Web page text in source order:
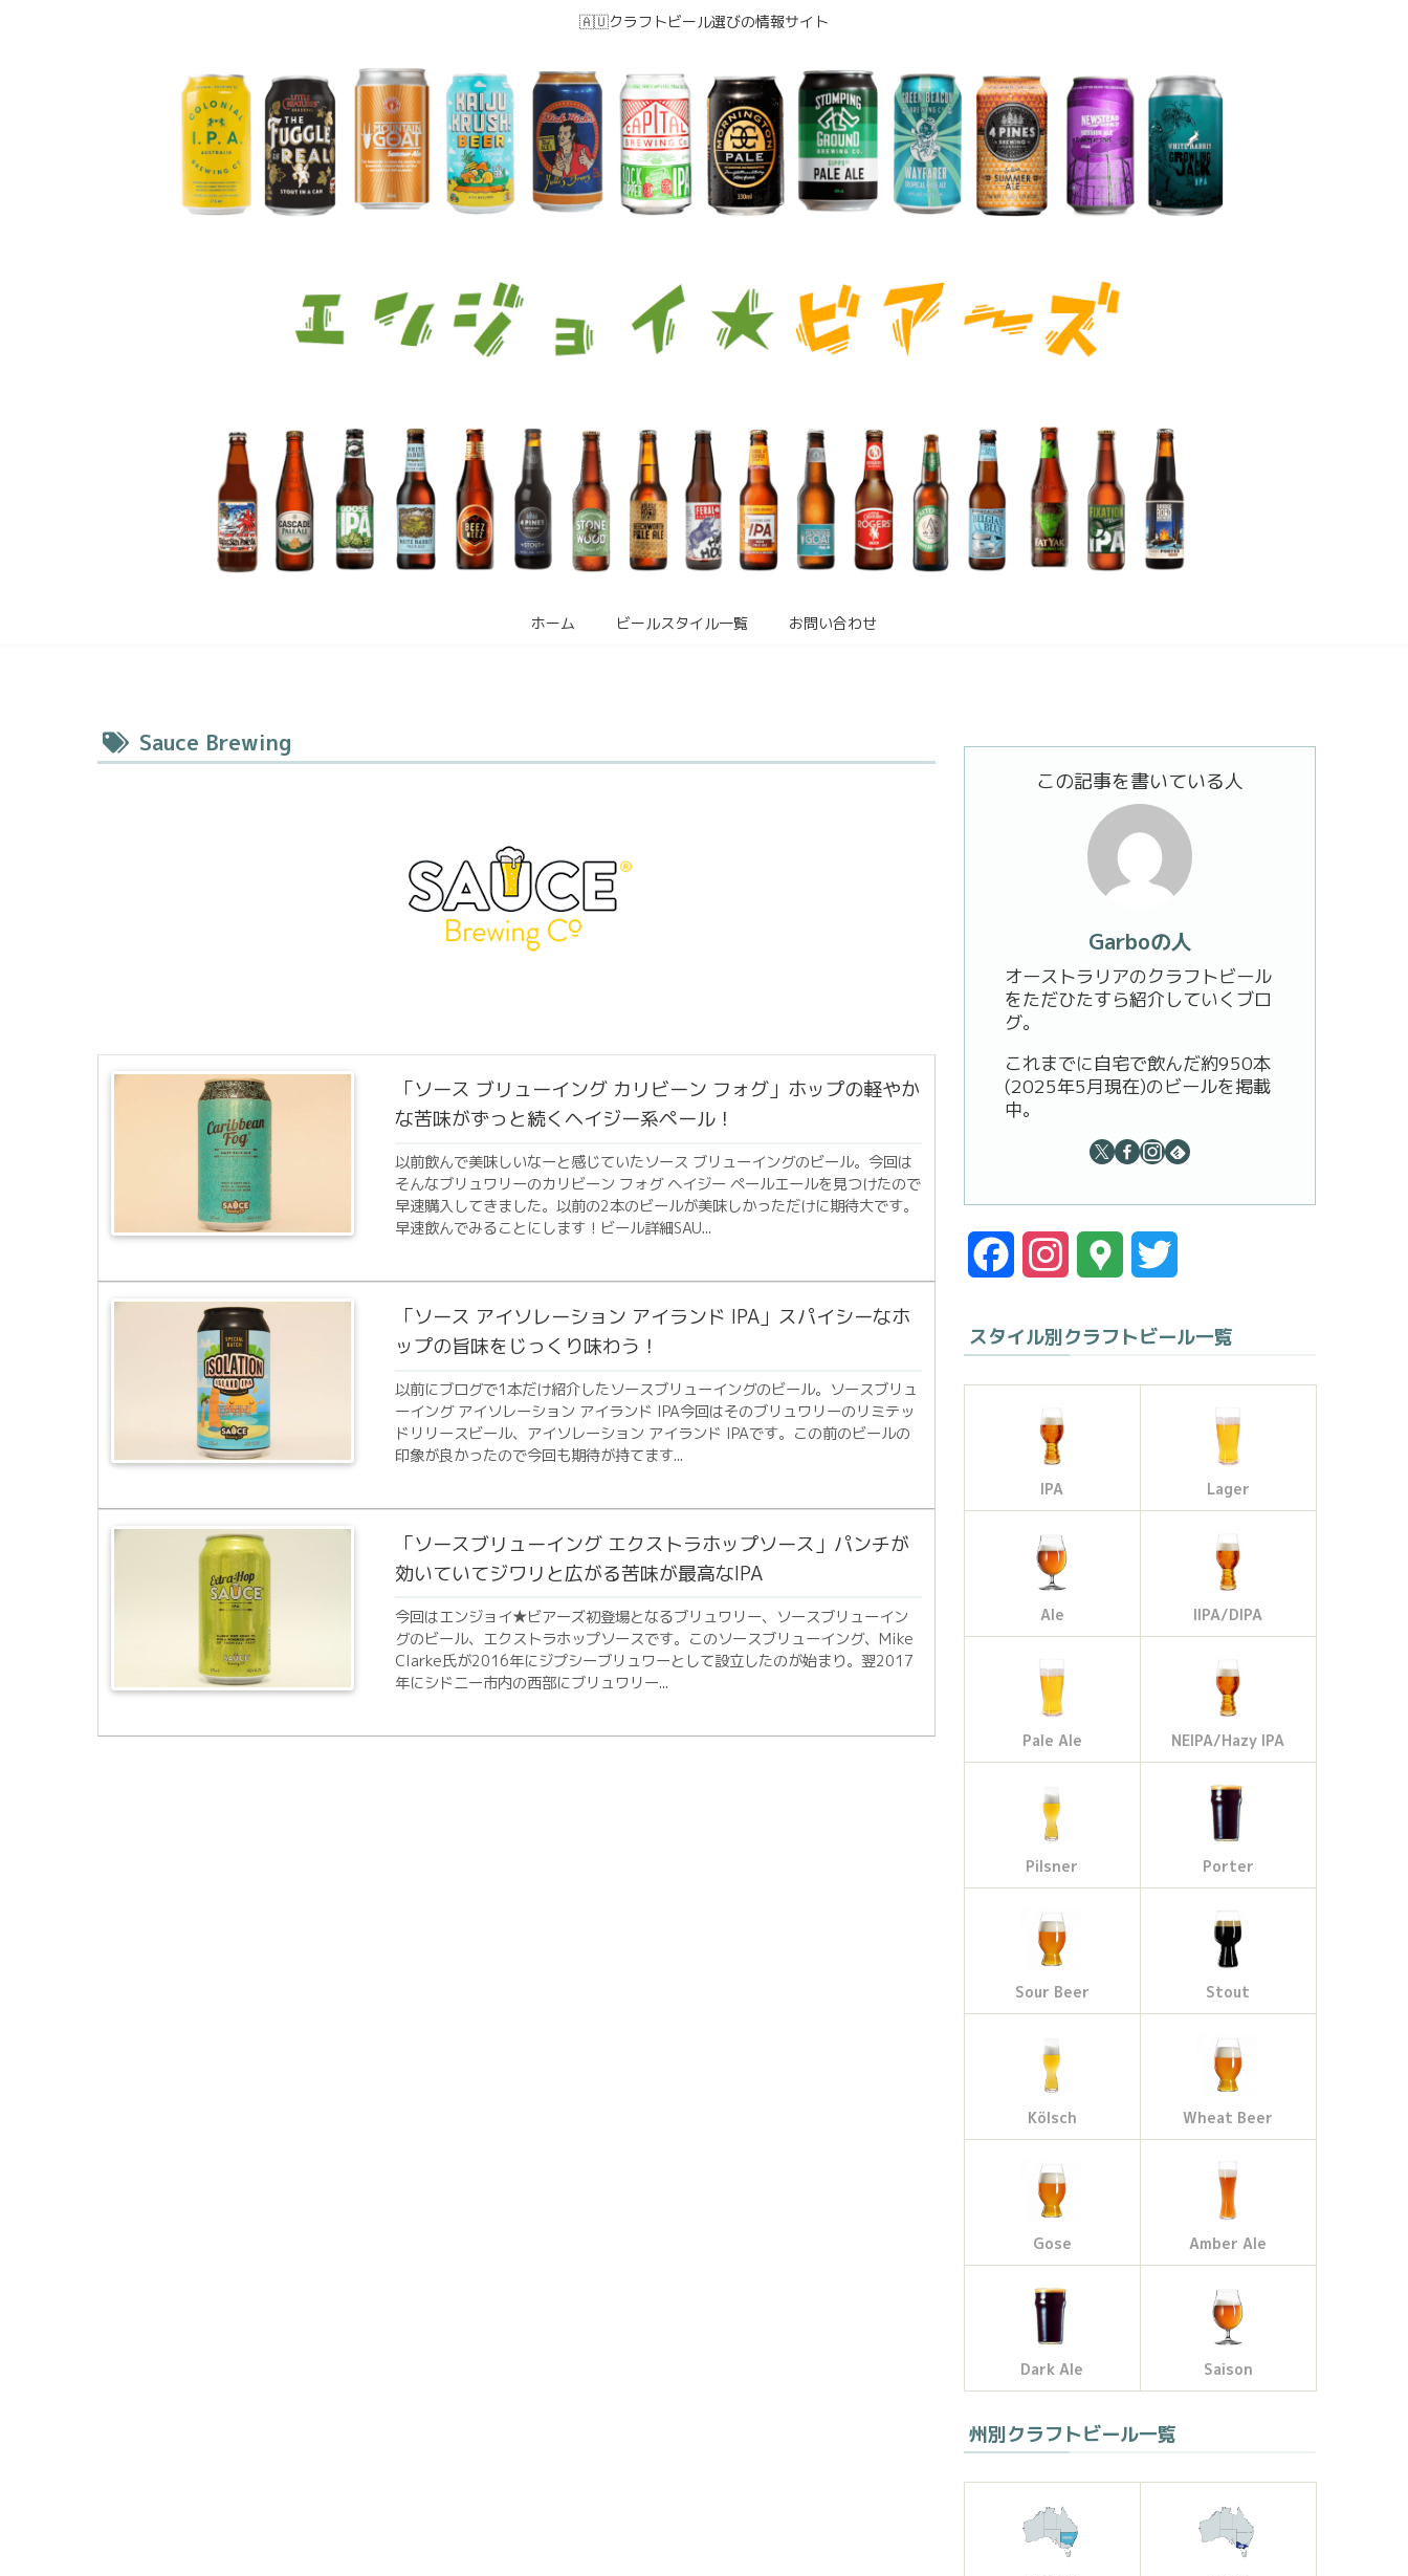
🇦🇺クラフトビール選びの情報サイト
ホーム ビールスタイル一覧 お問い合わせ
Sauce Brewing
「ソース ブリューイング カリビーン フォグ」ホップの軽やか
な苦味がずっと続くヘイジー系ペール！
以前飲んで美味しいなーと感じていたソース ブリューイングのビール。今回は
そんなブリュワリーのカリビーン フォグ ヘイジー ペールエールを見つけたので
早速購入してきました。以前の2本のビールが美味しかっただけに期待大です。
早速飲んでみることにします！ビール詳細SAU...
「ソース アイソレーション アイランド IPA」スパイシーなホ
ップの旨味をじっくり味わう！
以前にブログで1本だけ紹介したソースブリューイングのビール。ソースブリュ
ーイング アイソレーション アイランド IPA今回はそのブリュワリーのリミテッ
ドリリースビール、アイソレーション アイランド IPAです。この前のビールの
印象が良かったので今回も期待が持てます...
「ソースブリューイング エクストラホップソース」パンチが
効いていてジワリと広がる苦味が最高なIPA
今回はエンジョイ★ビアーズ初登場となるブリュワリー、ソースブリューイン
グのビール、エクストラホップソースです。このソースブリューイング、Mike
Clarke氏が2016年にジプシーブリュワーとして設立したのが始まり。翌2017
年にシドニー市内の西部にブリュワリー...
この記事を書いている人
Garboの人
オーストラリアのクラフトビール
をただひたすら紹介していくブロ
グ。
これまでに自宅で飲んだ約950本
(2025年5月現在)のビールを掲載
中。
c
e
s
t
o
g
i
t
スタイル別クラフトビール一覧
IPA Lager
Ale IIPA/DIPA
Pale Ale NEIPA/Hazy IPA
Pilsner Porter
Sour Beer Stout
Kölsch Wheat Beer
Gose Amber Ale
Dark Ale Saison
州別クラフトビール一覧